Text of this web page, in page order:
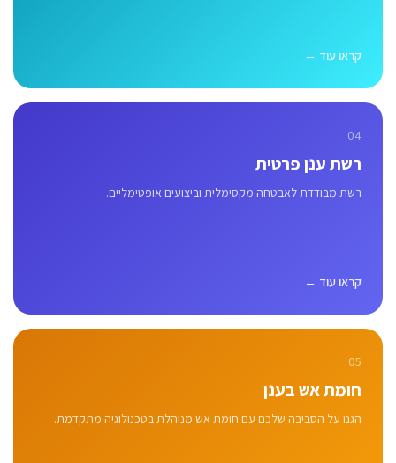
קראו עוד ←
04
רשת ענן פרטית
רשת מבודדת לאבטחה מקסימלית וביצועים אופטימליים.
קראו עוד ←
05
חומת אש בענן
הגנו על הסביבה שלכם עם חומת אש מנוהלת בטכנולוגיה מתקדמת.